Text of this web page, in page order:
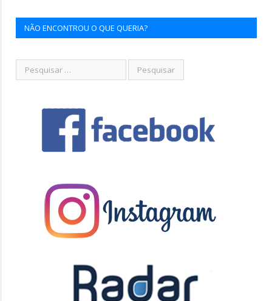
NÃO ENCONTROU O QUE QUERIA?